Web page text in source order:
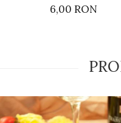
6,00 RON